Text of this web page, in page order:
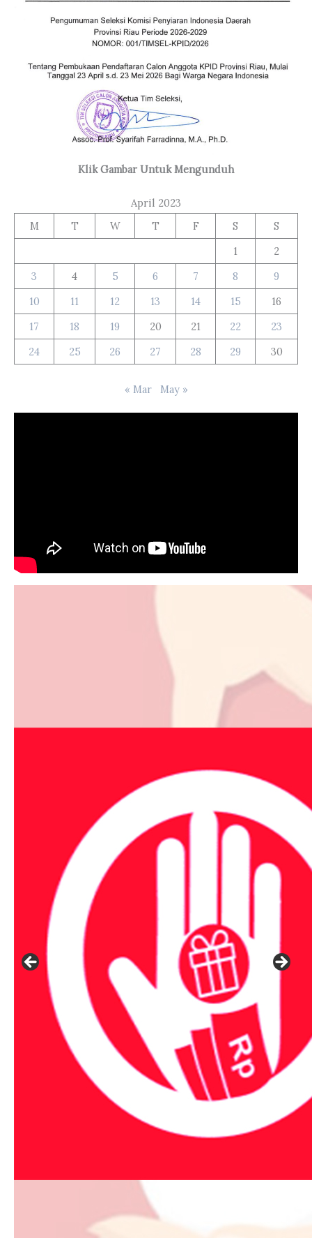
Klik Gambar Untuk Mengunduh
April 2023
M
T W T F S
S
1
2
3
4 5 6 7 8
9
10
11 12 13 14 15
16
17
18 19 20 21 22
23
24
25 26 27 28 29 30
« Mar May »